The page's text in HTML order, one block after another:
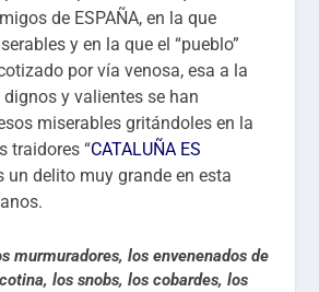
de ESPAÑA, en la que
y en la que el “pueblo”
por vía venosa, esa a la
y valientes se han
miserables gritándoles en la
traidores “CATALUÑA ES
un delito muy grande en esta
murmuradores, los envenenados de
los snobs, los cobardes, los